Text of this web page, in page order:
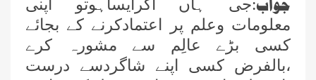
جواب:جی ہاں اگرایساہوتو اپنی
معلومات وعلم پر اعتمادکرنے کے بجائے
کسی بڑے عالِم سے مشورہ کرے
،بالفرض کسی اپنے شاگردسے درست